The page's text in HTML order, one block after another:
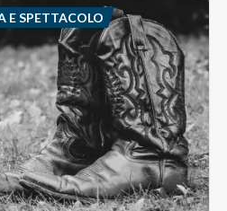
E SPETTACOLO